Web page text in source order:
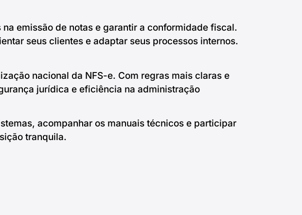
emissão de notas e garantir a conformidade fiscal.
seus clientes e adaptar seus processos internos.
nacional da NFS-e. Com regras mais claras e
jurídica e eficiência na administração
acompanhar os manuais técnicos e participar
tranquila.